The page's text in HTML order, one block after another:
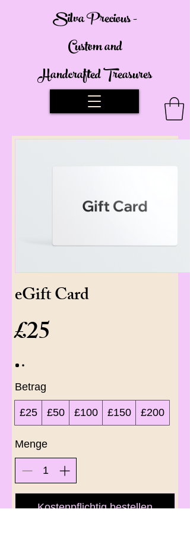
Silva Precious -
Custom and
Handcrafted Treasures
eGift Card
£25
Betrag
£25 £50 £100 £150 £200
Menge
Kostenpflichtig bestellen